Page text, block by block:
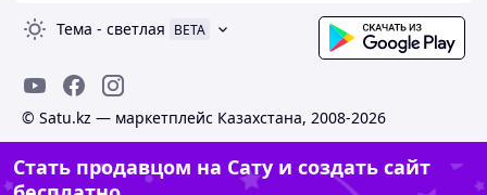
Тема - светлая BETA
© Satu.kz — маркетплейс Казахстана, 2008-2026
Стать продавцом на Сату и создать сайт